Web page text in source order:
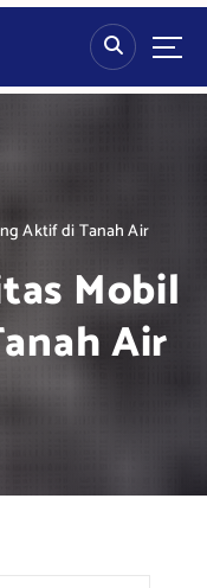
Aktif di Tanah Air
Mobil
Air